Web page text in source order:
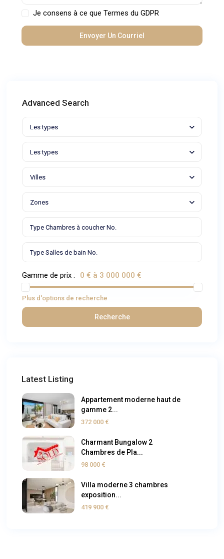
Je consens à ce queTermes du GDPR
Advanced Search
Les types
Les types
Villes
Zones
Gamme de prix : 0 € à 3 000 000 €
Plus d'options de recherche
Recherche
Latest Listing
Appartement moderne haut de
gamme 2...
372 000 €
Charmant Bungalow 2
Chambres de Pla...
98 000 €
Villa moderne 3 chambres
exposition...
419 900 €